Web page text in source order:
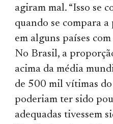
agiram mal. “Isso se
quando se compara
em alguns países
No Brasil, a
acima da média
de 500 mil vítimas
poderiam ter sido
adequadas tivessem